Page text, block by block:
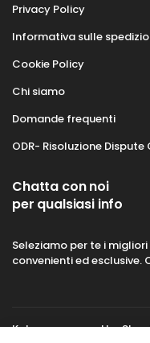
Privacy Policy
Informativa sulle
Cookie Policy
Chi siamo
Domande frequenti
ODR- Risoluzione Dispute
Chatta con noi
per qualsiasi info
Seleziamo per te i
convenienti ed esclusive.
Kabego powered by